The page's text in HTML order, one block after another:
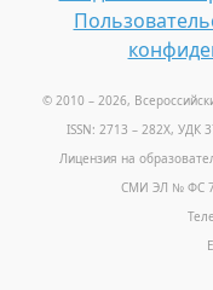
© 2010 – 2026,
ISSN: 2713 – 282X, УДК
Лицензия на
СМИ ЭЛ № ФС